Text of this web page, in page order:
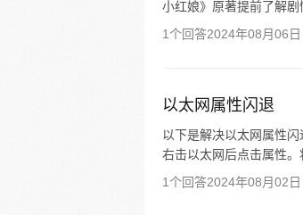
小红娘》原著提前了解剧
1个回答2024年08月06
以太网属性闪退
以下是解决以太网属性
右击以太网后点击属性
1个回答2024年08月02